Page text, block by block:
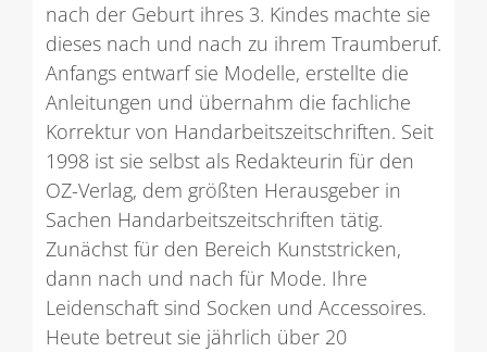
nach der Geburt ihres 3. Kindes machte sie
dieses nach und nach zu ihrem Traumberuf.
Anfangs entwarf sie Modelle, erstellte die
Anleitungen und übernahm die fachliche
Korrektur von Handarbeitszeitschriften. Seit
1998 ist sie selbst als Redakteurin für den
OZ-Verlag, dem größten Herausgeber in
Sachen Handarbeitszeitschriften tätig.
Zunächst für den Bereich Kunststricken,
dann nach und nach für Mode. Ihre
Leidenschaft sind Socken und Accessoires.
Heute betreut sie jährlich über 20